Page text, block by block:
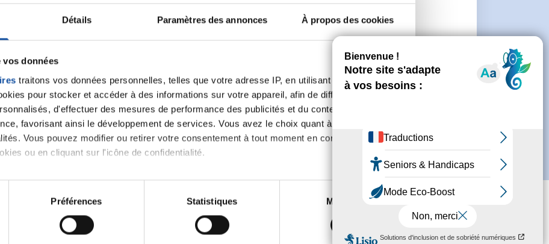
Détails Paramètres des annonces À propos des cookies
vos données
traitons vos données personnelles, telles que votre adresse IP, en utilisant des
pour stocker et accéder à des informations sur votre appareil, afin de diffuser des
d'effectuer des mesures de performance des publicités et du contenu, ainsi que de
favorisant ainsi le développement de services. Vous avez le choix quant à l'utilisation de
Vous pouvez modifier ou retirer votre consentement à tout moment en consultant la
ou en cliquant sur l'icône de confidentialité.
également :
sur votre localisation géographique qui peuvent être précises à plusieurs mètres près
Préférences Statistiques Marketing
Ecrire un commentaire
une nouvelle discussion vous aurez besoin de vous connecter ou de créer un compte.
Se connecter Créer un nouveau compte